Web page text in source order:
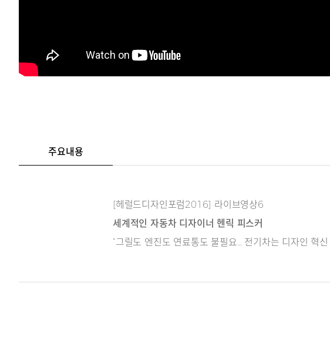
주요내용
[헤럴드디자인포럼2016] 라이브영상6
세계적인 자동차 디자이너 헨릭 피스커
“그릴도 엔진도 연료통도 불필요… 전기차는 디자인 혁신